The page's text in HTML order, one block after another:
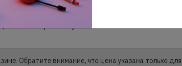
симбиоз передовых технологий,
что делает их неотъемлемой
к совершенству во всем.
Обратите внимание, что цена указана только